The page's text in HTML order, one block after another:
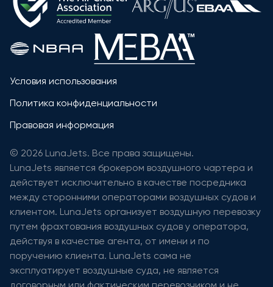
Условия использования
Политика конфиденциальности
Правовая информация
© 2026 LunaJets. Все права защищены.
LunaJets является брокером воздушного чартера и
действует исключительно в качестве посредника
между сторонними операторами воздушных судов и
клиентом. LunaJets организует воздушную перевозку
путем фрахтования воздушных судов у оператора,
действуя в качестве агента, от имени и по
поручению клиента. LunaJets сама не
эксплуатирует воздушные суда, не является